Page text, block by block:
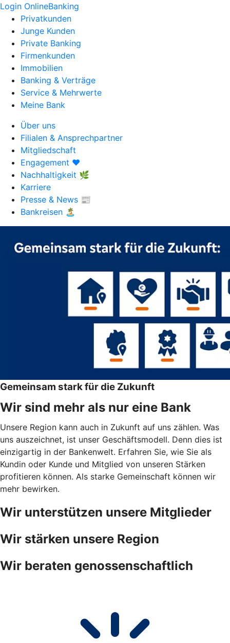
Login OnlineBanking
Privatkunden
Junge Kunden
Private Banking
Firmenkunden
Immobilien
Banking & Verträge
Service & Mehrwerte
Meine Bank
Über uns
Filialen & Ansprechpartner
Mitgliedschaft
Engagement ❤️
Nachhaltigkeit 🌿
Karriere
Presse & News 📰
Bankreisen 🏝️
Gemeinsam stark für die Zukunft
Wir sind mehr als nur eine Bank
Unsere Region kann auch in Zukunft auf uns zählen. Was
uns auszeichnet, ist unser Geschäftsmodell. Denn dies ist
einzigartig in der Bankenwelt. Erfahren Sie, wie Sie als
Kundin oder Kunde und Mitglied von unseren Stärken
profitieren können. Als starke Gemeinschaft können wir
mehr bewirken.
Wir unterstützen unsere Mitglieder
Wir stärken unsere Region
Wir beraten genossenschaftlich